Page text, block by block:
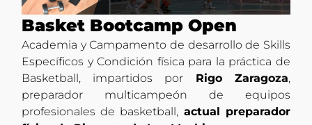
Basket Bootcamp Open
Academia y Campamento de desarrollo de Skills
Específicos y Condición física para la práctica de
Basketball, impartidos por Rigo Zaragoza,
preparador multicampeón de equipos
profesionales de basketball, actual preparador